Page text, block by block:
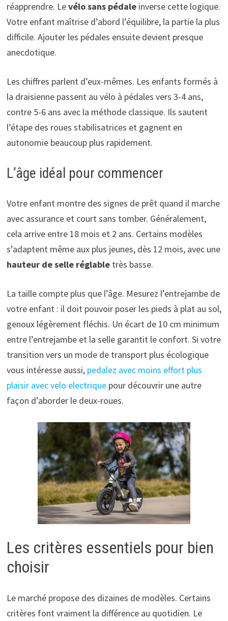
réapprendre. Levélo sans pédaleinverse cette logique.
Votre enfant maîtrise d’abord l’équilibre, la partie la plus
difficile. Ajouter les pédales ensuite devient presque
anecdotique.
Les chiffres parlent d’eux-mêmes. Les enfants formés à
la draisienne passent au vélo à pédales vers 3-4 ans,
contre 5-6 ans avec la méthode classique. Ils sautent
l’étape des roues stabilisatrices et gagnent en
autonomie beaucoup plus rapidement.
L’âge idéal pour commencer
Votre enfant montre des signes de prêt quand il marche
avec assurance et court sans tomber. Généralement,
cela arrive entre 18 mois et 2 ans. Certains modèles
s’adaptent même aux plus jeunes, dès 12 mois, avec une
hauteur de selle réglabletrès basse.
La taille compte plus que l’âge. Mesurez l’entrejambe de
votre enfant : il doit pouvoir poser les pieds à plat au sol,
genoux légèrement fléchis. Un écart de 10 cm minimum
entre l’entrejambe et la selle garantit le confort. Si votre
transition vers un mode de transport plus écologique
vous intéresse aussi, pedalez avec moins effort plus
plaisir avec velo electriquepour découvrir une autre
façon d’aborder le deux-roues.
Les critères essentiels pour bien
choisir
Le marché propose des dizaines de modèles. Certains
critères font vraiment la différence au quotidien. Le